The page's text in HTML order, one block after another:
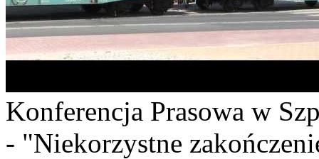
Konferencja Prasowa w
- "Niekorzystne